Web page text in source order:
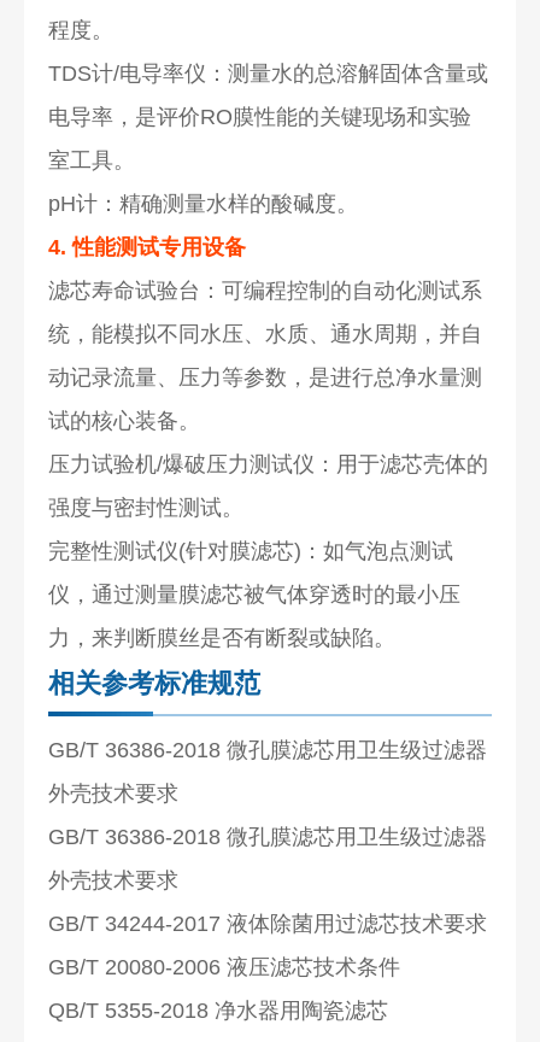
程度。
TDS计/电导率仪：测量水的总溶解固体含量或
电导率，是评价RO膜性能的关键现场和实验
室工具。
pH计：精确测量水样的酸碱度。
4. 性能测试专用设备
滤芯寿命试验台：可编程控制的自动化测试系
统，能模拟不同水压、水质、通水周期，并自
动记录流量、压力等参数，是进行总净水量测
试的核心装备。
压力试验机/爆破压力测试仪：用于滤芯壳体的
强度与密封性测试。
完整性测试仪(针对膜滤芯)：如气泡点测试
仪，通过测量膜滤芯被气体穿透时的最小压
力，来判断膜丝是否有断裂或缺陷。
相关参考标准规范
GB/T 36386-2018 微孔膜滤芯用卫生级过滤器
外壳技术要求
GB/T 36386-2018 微孔膜滤芯用卫生级过滤器
外壳技术要求
GB/T 34244-2017 液体除菌用过滤芯技术要求
GB/T 20080-2006 液压滤芯技术条件
QB/T 5355-2018 净水器用陶瓷滤芯